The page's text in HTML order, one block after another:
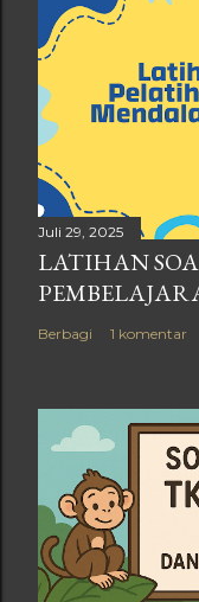
Juli 29, 2025
LATIHAN
Berbagi 1 komentar